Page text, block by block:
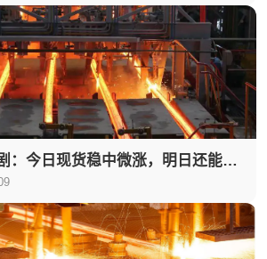
：今日现货稳中微涨，明日还能涨